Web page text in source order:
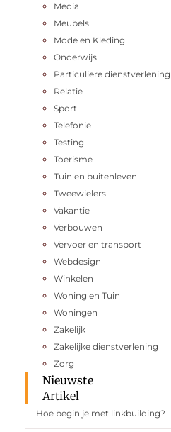
Media
Meubels
Mode en Kleding
Onderwijs
Particuliere dienstverlening
Relatie
Sport
Telefonie
Testing
Toerisme
Tuin en buitenleven
Tweewielers
Vakantie
Verbouwen
Vervoer en transport
Webdesign
Winkelen
Woning en Tuin
Woningen
Zakelijk
Zakelijke dienstverlening
Zorg
Nieuwste
Artikel
Hoe begin je met linkbuilding?